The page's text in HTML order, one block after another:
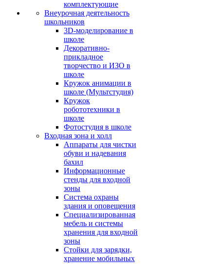
комплектующие
Внеурочная деятельность
школьников
3D-моделирование в
школе
Декоративно-
прикладное
творчество и ИЗО в
школе
Кружок анимации в
школе (Мультстудия)
Кружок
робототехники в
школе
Фотостудия в школе
Входная зона и холл
Аппараты для чистки
обуви и надевания
бахил
Информационные
стенды для входной
зоны
Система охраны
здания и оповещения
Специализированная
мебель и системы
хранения для входной
зоны
Стойки для зарядки,
хранение мобильных